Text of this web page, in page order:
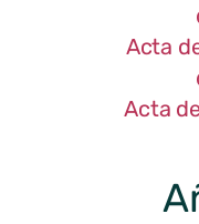
Acta
Acta